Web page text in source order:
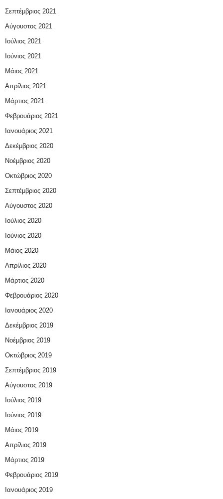
Σεπτέμβριος 2021
Αύγουστος 2021
Ιούλιος 2021
Ιούνιος 2021
Μάιος 2021
Απρίλιος 2021
Μάρτιος 2021
Φεβρουάριος 2021
Ιανουάριος 2021
Δεκέμβριος 2020
Νοέμβριος 2020
Οκτώβριος 2020
Σεπτέμβριος 2020
Αύγουστος 2020
Ιούλιος 2020
Ιούνιος 2020
Μάιος 2020
Απρίλιος 2020
Μάρτιος 2020
Φεβρουάριος 2020
Ιανουάριος 2020
Δεκέμβριος 2019
Νοέμβριος 2019
Οκτώβριος 2019
Σεπτέμβριος 2019
Αύγουστος 2019
Ιούλιος 2019
Ιούνιος 2019
Μάιος 2019
Απρίλιος 2019
Μάρτιος 2019
Φεβρουάριος 2019
Ιανουάριος 2019